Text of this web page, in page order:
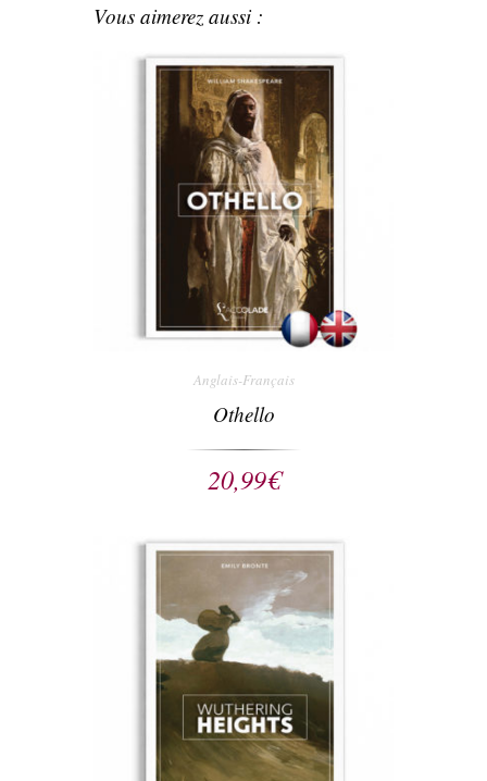
Vous aimerez aussi :
Anglais-Français
Othello
20,99€